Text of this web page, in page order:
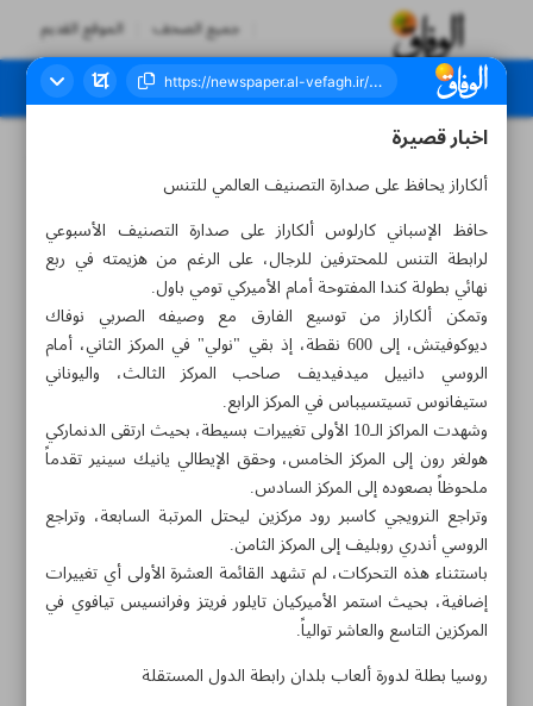
جميع الصحف الموقع القديم
العدد سبعة آلاف وثلاثمائة وثمانية - ١٦ أغسطس ٢٠٢٣
اخبار قصيرة
ألكاراز يحافظ على صدارة التصنيف العالمي للتنس
حافظ الإسباني كارلوس ألكاراز على صدارة التصنيف الأسبوعي
لرابطة التنس للمحترفين للرجال، على الرغم من هزيمته في ربع
نهائي بطولة كندا المفتوحة أمام الأميركي تومي باول.
وتمكن ألكاراز من توسيع الفارق مع وصيفه الصربي نوفاك
ديوكوفيتش، إلى 600 نقطة، إذ بقي "نولي" في المركز الثاني، أمام
الروسي دانييل ميدفيديف صاحب المركز الثالث، واليوناني
ستيفانوس تسيتسيباس في المركز الرابع.
وشهدت المراكز الـ10 الأولى تغييرات بسيطة، بحيث ارتقى الدنماركي
هولغر رون إلى المركز الخامس، وحقق الإيطالي يانيك سينير تقدماً
ملحوظاً بصعوده إلى المركز السادس.
وتراجع النرويجي كاسبر رود مركزين ليحتل المرتبة السابعة، وتراجع
الروسي أندري روبليف إلى المركز الثامن.
باستثناء هذه التحركات، لم تشهد القائمة العشرة الأولى أي تغييرات
إضافية، بحيث استمر الأميركيان تايلور فريتز وفرانسيس تيافوي في
المركزين التاسع والعاشر توالياً.
روسيا بطلة لدورة ألعاب بلدان رابطة الدول المستقلة